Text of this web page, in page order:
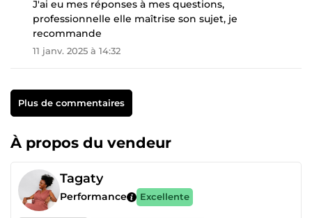
J'ai eu mes réponses à mes questions,
professionnelle elle maîtrise son sujet, je
recommande
11 janv. 2025 à 14:32
Plus de commentaires
À propos du vendeur
Tagaty
Performance Excellente